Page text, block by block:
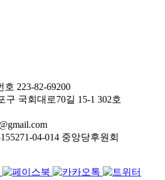
223-82-69200
구 국회대로70길 15-1 302호
04-014 중앙당후원회